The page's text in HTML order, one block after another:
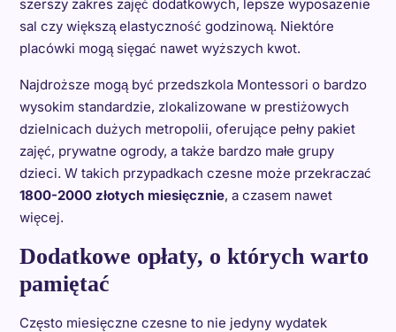
szerszy zakres zajęć dodatkowych, lepsze wyposażenie
sal czy większą elastyczność godzinową. Niektóre
placówki mogą sięgać nawet wyższych kwot.
Najdroższe mogą być przedszkola Montessori o bardzo
wysokim standardzie, zlokalizowane w prestiżowych
dzielnicach dużych metropolii, oferujące pełny pakiet
zajęć, prywatne ogrody, a także bardzo małe grupy
dzieci. W takich przypadkach czesne może przekraczać
1800-2000 złotych miesięcznie, a czasem nawet
więcej.
Dodatkowe opłaty, o których warto
pamiętać
Często miesięczne czesne to nie jedyny wydatek